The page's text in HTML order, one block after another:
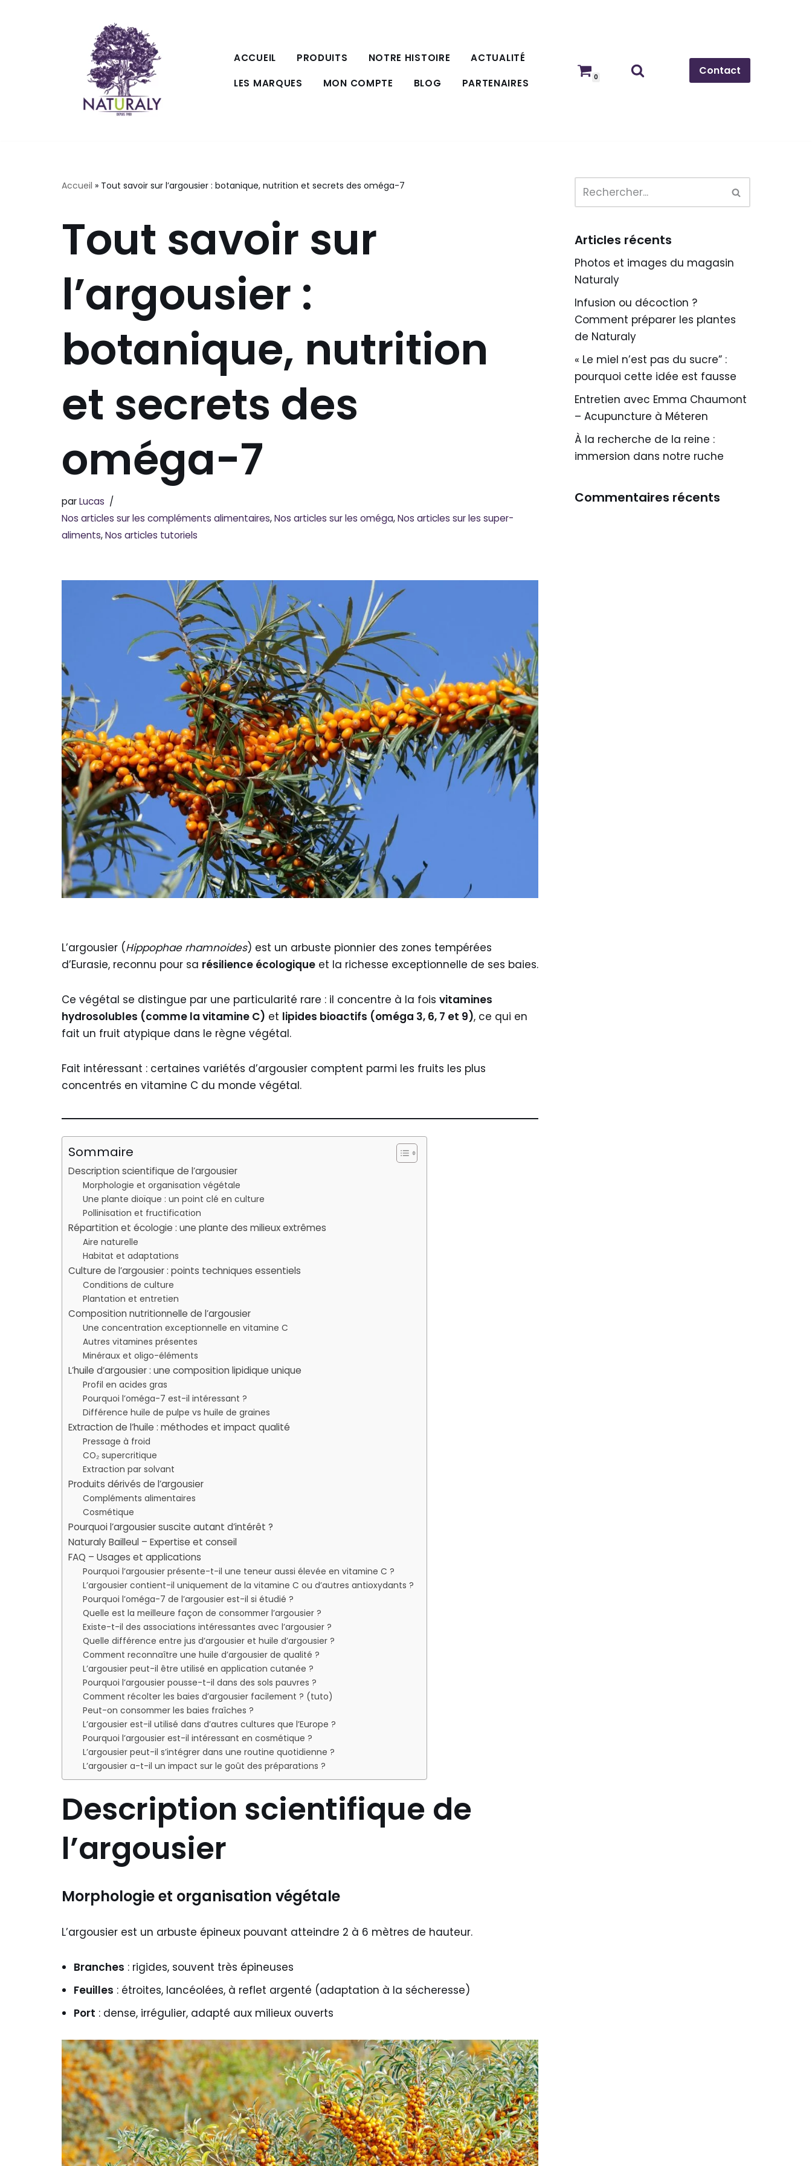
ACCUEIL PRODUITS NOTRE HISTOIRE
ACTUALITÉ
LES MARQUES
MON COMPTE BLOG PARTENAIRES 0 Contact
Accueil » Tout savoir sur l’argousier : botanique, nutrition et secrets des oméga-7
Tout savoir sur
l’argousier :
botanique, nutrition
et secrets des
oméga-7
parLucas
Nos articles sur les compléments alimentaires,Nos articles sur les oméga,Nos articles sur les super-
aliments,Nos articles tutoriels
L’argousier (Hippophae rhamnoides) est un arbuste pionnier des zones tempérées
d’Eurasie, reconnu pour sa résilience écologique et la richesse exceptionnelle de ses baies.
Ce végétal se distingue par une particularité rare : il concentre à la fois vitamines
hydrosolubles (comme la vitamine C) et lipides bioactifs (oméga 3, 6, 7 et 9), ce qui en
fait un fruit atypique dans le règne végétal.
Fait intéressant : certaines variétés d’argousier comptent parmi les fruits les plus
concentrés en vitamine C du monde végétal.
Sommaire
Description scientifique de l’argousier
Morphologie et organisation végétale
Une plante dioïque : un point clé en culture
Pollinisation et fructification
Répartition et écologie : une plante des milieux extrêmes
Aire naturelle
Habitat et adaptations
Culture de l’argousier : points techniques essentiels
Conditions de culture
Plantation et entretien
Composition nutritionnelle de l’argousier
Une concentration exceptionnelle en vitamine C
Autres vitamines présentes
Minéraux et oligo-éléments
L’huile d’argousier : une composition lipidique unique
Profil en acides gras
Pourquoi l’oméga-7 est-il intéressant ?
Différence huile de pulpe vs huile de graines
Extraction de l’huile : méthodes et impact qualité
Pressage à froid
CO₂ supercritique
Extraction par solvant
Produits dérivés de l’argousier
Compléments alimentaires
Cosmétique
Pourquoi l’argousier suscite autant d’intérêt ?
Naturaly Bailleul – Expertise et conseil
FAQ – Usages et applications
Pourquoi l’argousier présente-t-il une teneur aussi élevée en vitamine C ?
L’argousier contient-il uniquement de la vitamine C ou d’autres antioxydants ?
Pourquoi l’oméga-7 de l’argousier est-il si étudié ?
Quelle est la meilleure façon de consommer l’argousier ?
Existe-t-il des associations intéressantes avec l’argousier ?
Quelle différence entre jus d’argousier et huile d’argousier ?
Comment reconnaître une huile d’argousier de qualité ?
L’argousier peut-il être utilisé en application cutanée ?
Pourquoi l’argousier pousse-t-il dans des sols pauvres ?
Comment récolter les baies d’argousier facilement ? (tuto)
Peut-on consommer les baies fraîches ?
L’argousier est-il utilisé dans d’autres cultures que l’Europe ?
Pourquoi l’argousier est-il intéressant en cosmétique ?
L’argousier peut-il s’intégrer dans une routine quotidienne ?
L’argousier a-t-il un impact sur le goût des préparations ?
Description scientifique de
l’argousier
Morphologie et organisation végétale
L’argousier est un arbuste épineux pouvant atteindre 2 à 6 mètres de hauteur.
Branches : rigides, souvent très épineuses
Feuilles : étroites, lancéolées, à reflet argenté (adaptation à la sécheresse)
Port : dense, irrégulier, adapté aux milieux ouverts
Articles récents
Photos et images du magasin
Naturaly
Infusion ou décoction ?
Comment préparer les plantes
de Naturaly
« Le miel n’est pas du sucre” :
pourquoi cette idée est fausse
Entretien avec Emma Chaumont
– Acupuncture à Méteren
À la recherche de la reine :
immersion dans notre ruche
Commentaires récents